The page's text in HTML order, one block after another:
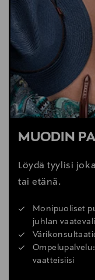
Valmistajan osoite
Live Fashion, 51-53
London, GB
Digitaalinen osoite
tote laukku,
MUODIN
Löydä tyylisi
tai etänä.
Monipuoliset
juhlan
vaatteisiisi